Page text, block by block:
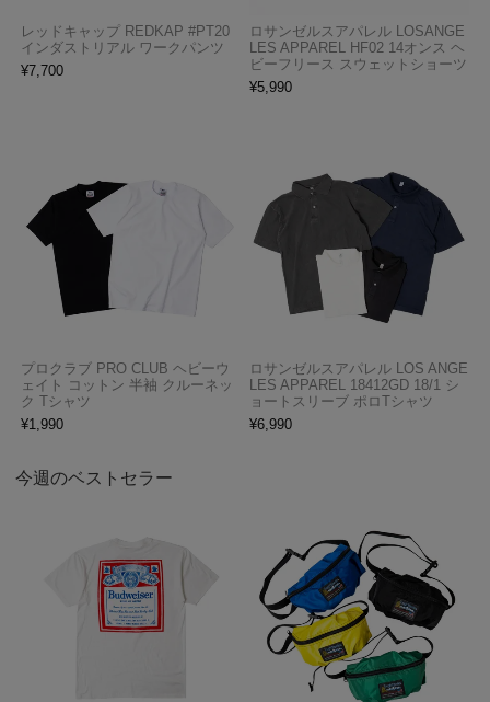
レッドキャップ REDKAP #PT20
インダストリアル ワークパンツ
¥7,700
ロサンゼルスアパレル LOSANGE
LES APPAREL HF02 14オンス ヘ
ビーフリース スウェットショーツ
¥5,990
プロクラブ PRO CLUB ヘビーウ
ェイト コットン 半袖 クルーネッ
ク Tシャツ
¥1,990
ロサンゼルスアパレル LOS ANGE
LES APPAREL 18412GD 18/1 シ
ョートスリーブ ポロTシャツ
¥6,990
今週のベストセラー